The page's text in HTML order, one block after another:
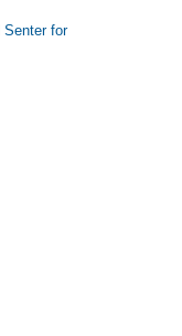
Senter for